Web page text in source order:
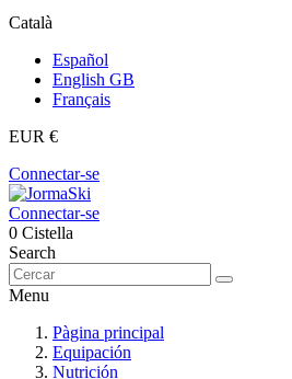
Català
Español
English GB
Français
EUR €
Connectar-se
Connectar-se
0 Cistella
Search
Menu
Pàgina principal
Equipación
Nutrición